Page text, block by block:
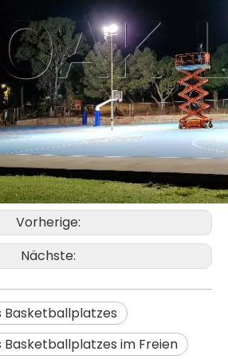
Vorherige:
Nächste:
Basketballplatzes
Basketballplatzes im Freien